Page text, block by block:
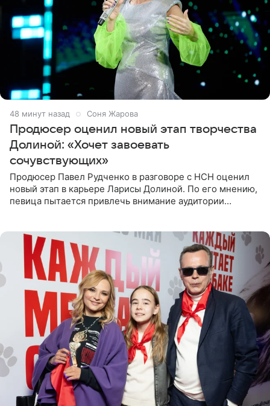
49 минут назад Соня Жарова
Продюсер оценил новый этап творчества
Долиной: «Хочет завоевать
сочувствующих»
Продюсер Павел Рудченко в разговоре с НСН оценил
новый этап в карьере Ларисы Долиной. По его мнению,
певица пытается привлечь внимание аудитории